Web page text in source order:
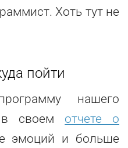
Хоть тут не
пойти
нашего
в своем отчете о
эмоций и больше